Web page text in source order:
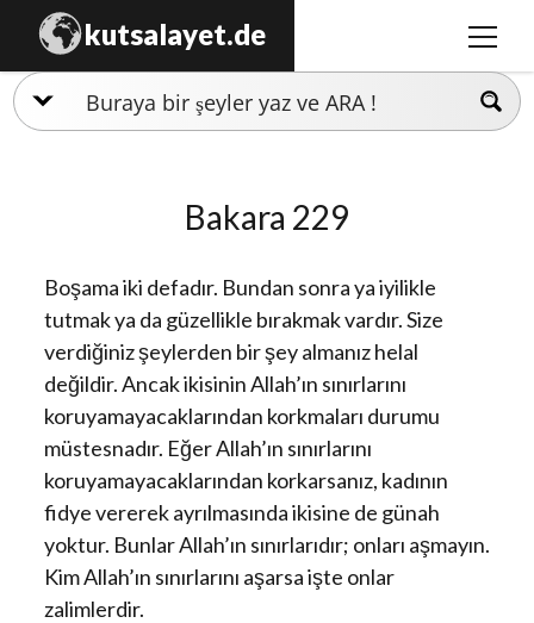
kutsalayet.de
m
İslamiyet
Ezidilik
Hinduizm
Bakara 229
Boşama iki defadır. Bundan sonra ya iyilikle
tutmak ya da güzellikle bırakmak vardır. Size
verdiğiniz şeylerden bir şey almanız helal
değildir. Ancak ikisinin Allah’ın sınırlarını
koruyamayacaklarından korkmaları durumu
müstesnadır. Eğer Allah’ın sınırlarını
koruyamayacaklarından korkarsanız, kadının
fidye vererek ayrılmasında ikisine de günah
yoktur. Bunlar Allah’ın sınırlarıdır; onları aşmayın.
Kim Allah’ın sınırlarını aşarsa işte onlar
zalimlerdir.